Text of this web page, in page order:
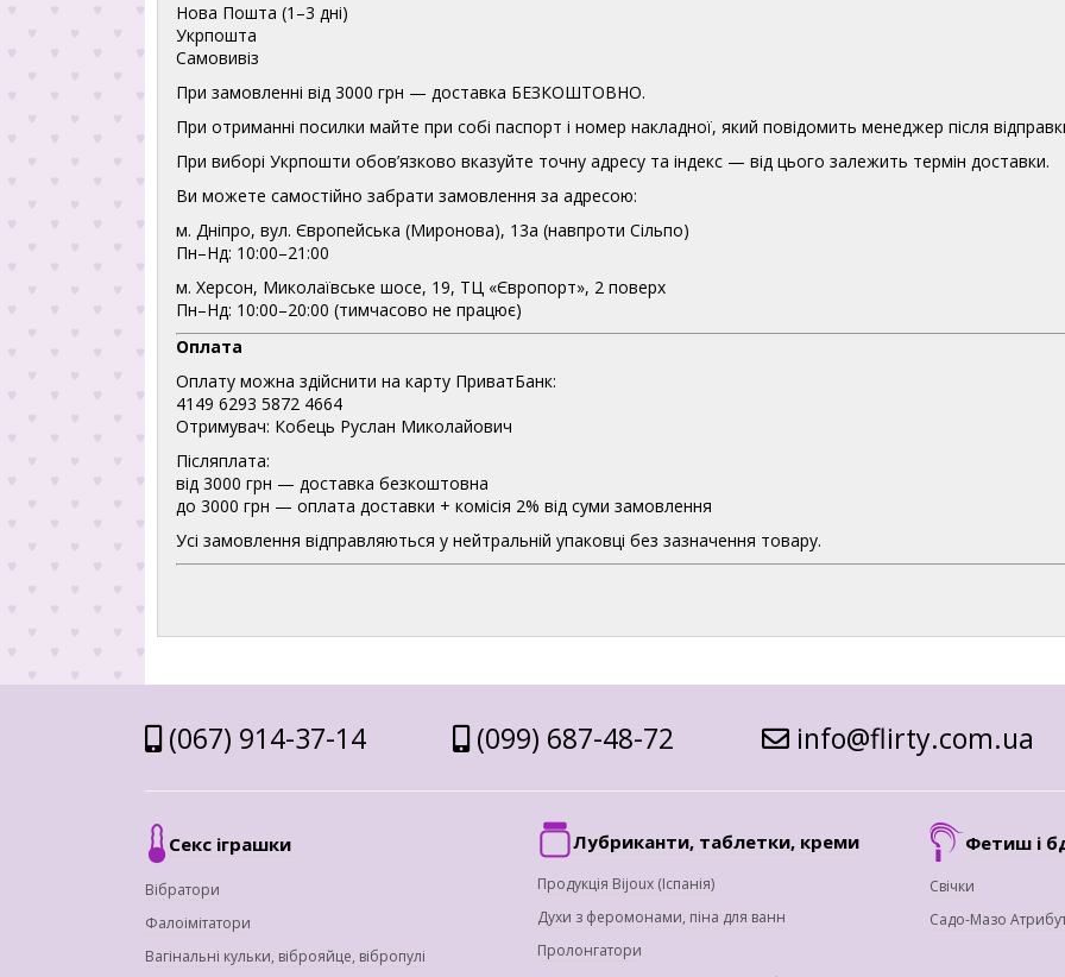
Нова Пошта (1–3 дні)
Укрпошта
Самовивіз
При замовленні від 3000 грн — доставка БЕЗКОШТОВНО.
При отриманні посилки майте при собі паспорт і номер накладної, який повідомить менеджер після
При виборі Укрпошти обов’язково вказуйте точну адресу та індекс — від цього залежить термін доставки.
Ви можете самостійно забрати замовлення за адресою:
м. Дніпро, вул. Європейська (Миронова), 13а (навпроти Сільпо)
Пн–Нд: 10:00–21:00
м. Херсон, Миколаївське шосе, 19, ТЦ «Європорт», 2 поверх
Пн–Нд: 10:00–20:00 (тимчасово не працює)
Оплата
Оплату можна здійснити на карту ПриватБанк:
4149 6293 5872 4664
Отримувач: Кобець Руслан Миколайович
Післяплата:
від 3000 грн — доставка безкоштовна
до 3000 грн — оплата доставки + комісія 2% від суми замовлення
Усі замовлення відправляються у нейтральній упаковці без зазначення товару.
(067) 914-37-14 (099) 687-48-72 info@flirty.com.ua
Секс іграшки
Вібратори
Фалоімітатори
Вагінальні кульки, віброяйце, вібропулі
Лубриканти, таблетки, креми
Продукція Bijoux (Іспанія)
Духи з феромонами, піна для ванн
Пролонгатори
Фетиш і
Свічки
Садо-Мазо